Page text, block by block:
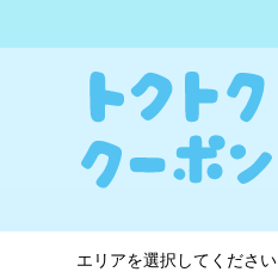
エリアを選択してください